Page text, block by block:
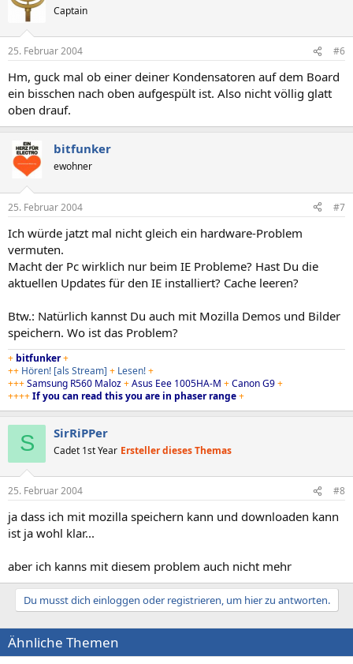
Captain
25. Februar 2004 #6
Hm, guck mal ob einer deiner Kondensatoren auf dem Board
ein bisschen nach oben aufgespült ist. Also nicht völlig glatt
oben drauf.
bitfunker
ewohner
25. Februar 2004 #7
Ich würde jatzt mal nicht gleich ein hardware-Problem
vermuten.
Macht der Pc wirklich nur beim IE Probleme? Hast Du die
aktuellen Updates für den IE installiert? Cache leeren?
Btw.: Natürlich kannst Du auch mit Mozilla Demos und Bilder
speichern. Wo ist das Problem?
+ bitfunker+
++ Hören! [als Stream] + Lesen!+
+++Samsung R560 Maloz+Asus Eee 1005HA-M +Canon G9+
++++If you can read this you are in phaser range+
S SirRiPPer
Cadet 1st Year Ersteller dieses Themas
25. Februar 2004 #8
ja dass ich mit mozilla speichern kann und downloaden kann
ist ja wohl klar...
aber ich kanns mit diesem problem auch nicht mehr
Du musst dich einloggen oder registrieren, um hier zu antworten.
Ähnliche Themen